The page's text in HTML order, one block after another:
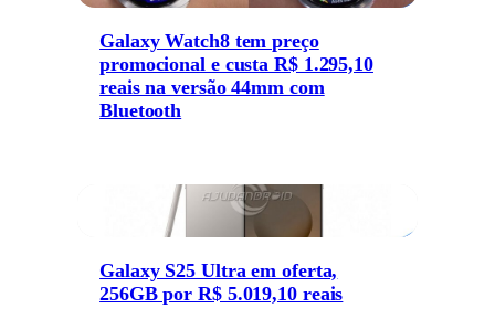
Galaxy Watch8 tem preço
promocional e custa R$ 1.295,10
reais na versão 44mm com
Bluetooth
Galaxy S25 Ultra em oferta,
256GB por R$ 5.019,10 reais